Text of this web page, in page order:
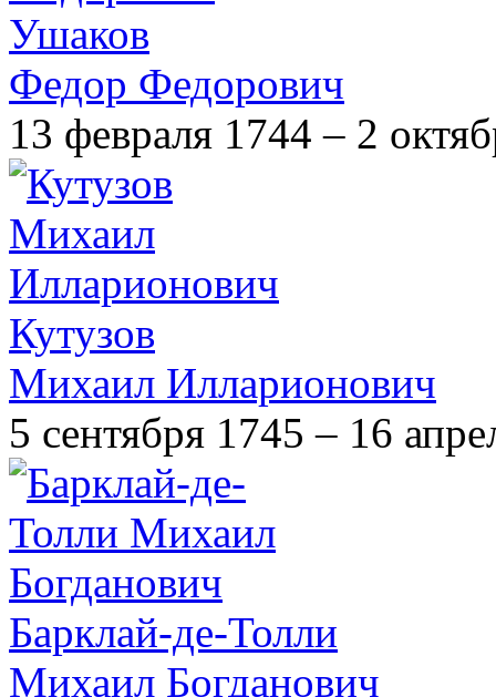
Ушаков
Федор Федорович
13 февраля 1744 – 2
Кутузов
Михаил Илларионович
5 сентября 1745 – 16
Барклай-де-Толли
Михаил Богданович